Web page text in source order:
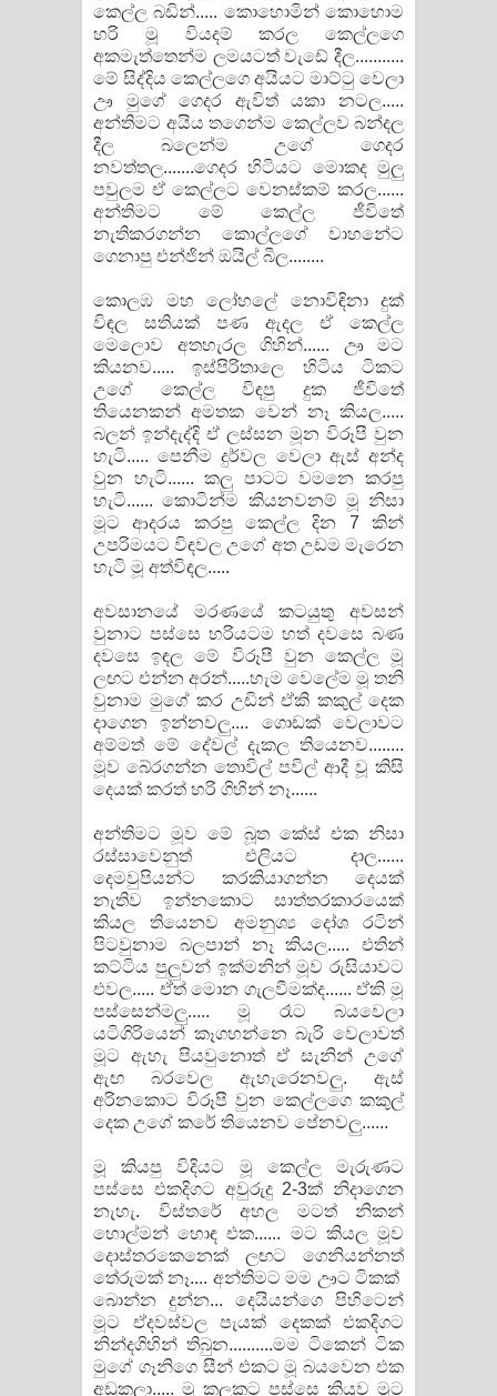
කෙල්ල බඩින්..... කොහොමින් කොහොම
හරි මූ වියදම් කරල කෙල්ලගෙ
අකමැත්තෙන්ම ලමයටත් වැඩේ දීල...........
මේ සිද්දිය කෙල්ලගෙ අයියට මාට්ටු වෙලා
ඌ මුගේ ගෙදර ඇවිත් යකා නටල.....
අන්තිමට අයිය තගෙන්ම කෙල්ලව බන්දල
දීල බලෙන්ම උගේ ගෙදර
නවත්තල.......ගෙදර හිටියට මොකද මුලු
පවුලම ඒ කෙල්ලට වෙනස්කම් කරල......
අන්තිමට මේ කෙල්ල ජීවිතේ
නැතිකරගන්න කොල්ලගේ වාහනේට
ගෙනාපු එන්ජින් ඔයිල් බීල........
කොලඹ මහ ලෝහලේ නොවිඳිනා දුක්
විඳල සතියක් පණ ඇදල ඒ කෙල්ල
මෙලොව අතහැරල ගිහින්...... ඌ මට
කියනව..... ඉස්පිරිතාලෙ හිටිය ටිකට
උගේ කෙල්ල විඳපු දුක ජීවිතේ
තියෙනකන් අමතක වෙන් නෑ කියල.....
බලන් ඉන්දැද්දි ඒ ලස්සන මූන විරූපී වුන
හැටි..... පෙනීම දුර්වල වෙලා ඇස් අන්ද
වුන හැටි...... කලු පාටට වමනෙ කරපු
හැටි...... කොටින්ම කියනවනම් මූ නිසා
මූට ආදරය කරපු කෙල්ල දින 7 කින්
උපරිමයට විඳවල උගේ අත උඩම මැරෙන
හැටි මූ අත්විඳල.....
අවසානයේ මරණයේ කටයුතු අවසන්
වුනාට පස්සෙ හරියටම හත් දවසෙ බණ
දවසෙ ඉඳල මේ විරූපී වුන කෙල්ල මූ
ලඟට එන්න අරන්.....හැම වෙලේම මූ තනි
වුනාම මුගේ කර උඩින් ඒකි කකුල් දෙක
දාගෙන ඉන්නවලු.... ගොඩක් වෙලාවට
අම්මත් මේ දේවල් දැකල තියෙනව........
මූව බේරගන්න තොවිල් පවිල් ආදී වූ කිසි
දෙයක් කරත් හරි ගිහින් නෑ......
අන්තිමට මූව මේ බූත කේස් එක නිසා
රස්සාවෙනුත් එලියට දාල......
දෙමවුපියන්ට කරකියාගන්න දෙයක්
නැතිව ඉන්නකොට සාත්තරකාරයෙක්
කියල තියෙනව අමනුශ්‍ය දෝශ රටින්
පිටවුනාම බලපාන් නෑ කියල..... එතින්
කට්ටිය පුලුවන් ඉක්මනින් මූව රුසියාවට
එවල..... ඒත් මොන ගැලවීමක්ද...... ඒකි මූ
පස්සෙන්මලු..... මූ රෑට බයවෙලා
යටිගිරියෙන් කෑගහන්නෙ බැරි වෙලාවත්
මූට ඇහැ පියවුනොත් ඒ සැනින් උගේ
ඇඟ බරවෙල ඇහැරෙනවලු. ඇස්
අරිනකොට විරූපී වුන කෙල්ලගෙ කකුල්
දෙක උගේ කරේ තියෙනව පේනවලු......
මූ කියපු විදියට මූ කෙල්ල මැරුණට
පස්සෙ එකදිගට අවුරුදු 2-3ක් නිදාගෙන
නැහැ. විස්තරේ අහල මටත් නිකන්
හොල්මන් හොඳ එක...... මට කියල මූව
දොස්තරකෙනෙක් ලඟට ගෙනියන්නත්
තේරුමක් නෑ.... අන්තිමට මම ඌට ටිකක්
බොන්න දුන්න... දෙයියන්ගෙ පිහිටෙන්
මූට ඒදවස්වල පැයක් දෙකක් එකදිගට
නින්දගිහින් තිබුන..........මම ටිකෙන් ටික
මුගේ ගෑනිගෙ සීන් එකට මූ බයවෙන එක
අඩුකලා..... මූ කලකට පස්සෙ කියුව මූට